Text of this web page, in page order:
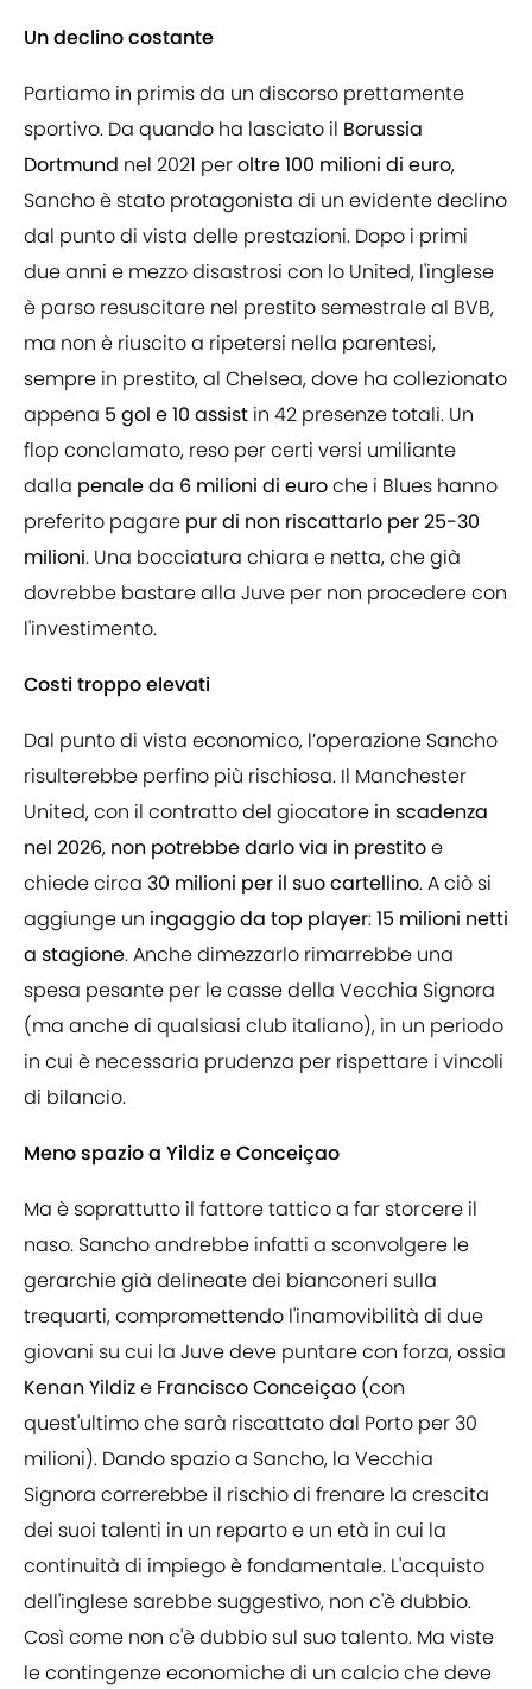
Un declino costante
Partiamo in primis da un discorso prettamente
sportivo. Da quando ha lasciato il Borussia
Dortmund nel 2021 peroltre 100 milioni di euro,
Sancho è stato protagonista di un evidente declino
dal punto di vista delle prestazioni. Dopo i primi
due anni e mezzo disastrosi con lo United, l'inglese
è parso resuscitare nel prestito semestrale al BVB,
ma non è riuscito a ripetersi nella parentesi,
sempre in prestito, al Chelsea, dove ha collezionato
appena 5 gol e 10 assist in 42 presenze totali. Un
flop conclamato, reso per certi versi umiliante
dalla penale da 6 milioni di euroche i Blues hanno
preferito pagare pur di non riscattarlo per 25-30
milioni. Una bocciatura chiara e netta, che già
dovrebbe bastare alla Juve per non procedere con
l'investimento.
Costi troppo elevati
Dal punto di vista economico, l’operazione Sancho
risulterebbe perfino più rischiosa. Il Manchester
United, con il contratto del giocatore in scadenza
nel 2026, non potrebbe darlo via in prestitoe
chiede circa 30 milioni per il suo cartellino. A ciò si
aggiunge un ingaggio da top player:15 milioni netti
a stagione. Anche dimezzarlo rimarrebbe una
spesa pesante per le casse della Vecchia Signora
(ma anche di qualsiasi club italiano), in un periodo
in cui è necessaria prudenza per rispettare i vincoli
di bilancio.
Meno spazio a Yildiz e Conceiçao
Ma è soprattutto il fattore tattico a far storcere il
naso. Sancho andrebbe infatti a sconvolgere le
gerarchie già delineate dei bianconeri sulla
trequarti, compromettendo l'inamovibilità di due
giovani su cui la Juve deve puntare con forza, ossia
Kenan Yildize Francisco Conceiçao (con
quest'ultimo che sarà riscattato dal Porto per 30
milioni). Dando spazio a Sancho, la Vecchia
Signora correrebbe il rischio di frenare la crescita
dei suoi talenti in un reparto e un età in cui la
continuità di impiego è fondamentale. L'acquisto
dell'inglese sarebbe suggestivo, non c'è dubbio.
Così come non c'è dubbio sul suo talento. Ma viste
le contingenze economiche di un calcio che deve